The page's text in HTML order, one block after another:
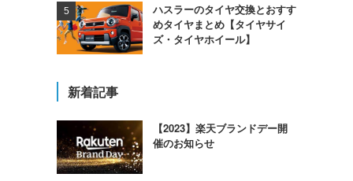
ハスラーのタイヤ交換とおすす
めタイヤまとめ【タイヤサイ
ズ・タイヤホイール】
新着記事
【2023】楽天ブランドデー開
催のお知らせ